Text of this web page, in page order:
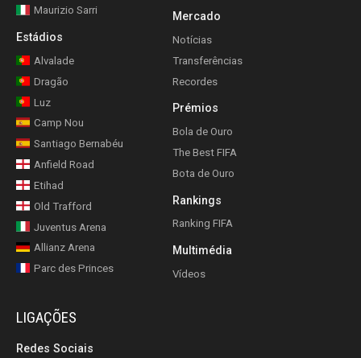
Maurizio Sarri
Estádios
Alvalade
Dragão
Luz
Camp Nou
Santiago Bernabéu
Anfield Road
Etihad
Old Trafford
Juventus Arena
Allianz Arena
Parc des Princes
Mercado
Notícias
Transferências
Recordes
Prémios
Bola de Ouro
The Best FIFA
Bota de Ouro
Rankings
Ranking FIFA
Multimédia
Vídeos
LIGAÇÕES
Redes Sociais